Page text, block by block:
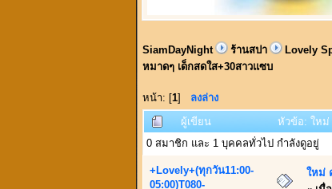
SiamDayNight ร้านสปา Lovely
หมาดๆ เด็กสดใส+30สาวแซบ
หน้า: [1] ลงล่าง
ผู้เขียน
หัวข้อ: ใหม่
0 สมาชิก และ 1 บุคคลทั่วไป กำลังดูอยู่
+Lovely+(ทุกวัน11:00-
05:00)T080-
ใหม่